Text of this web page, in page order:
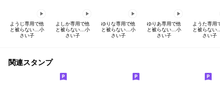
ようじ専用で他
と被らない…小
さい子
よしか専用で他
と被らない…小
さい子
ゆりな専用で他
と被らない…小
さい子
ゆりあ専用で他
と被らない…小
さい子
ようた専用
と被らない
さい子
関連スタンプ